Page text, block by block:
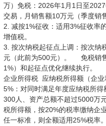
万）免税：2026年1月1日至
交易，月销售额10万元（季度销
2. 减按1%征收：适用3%征收率
增值税。
3. 按次纳税起征点上调：按次纳
元（此前为500元）。 免税销
1%）和起征点优化继续执行。
企业所得税 应纳税所得额（企
5%：对同时满足年度应纳税所
300人、资产总额不超过5000万
税所得额，按20%的税率缴纳企
任一标准，则全额适用25%税率。